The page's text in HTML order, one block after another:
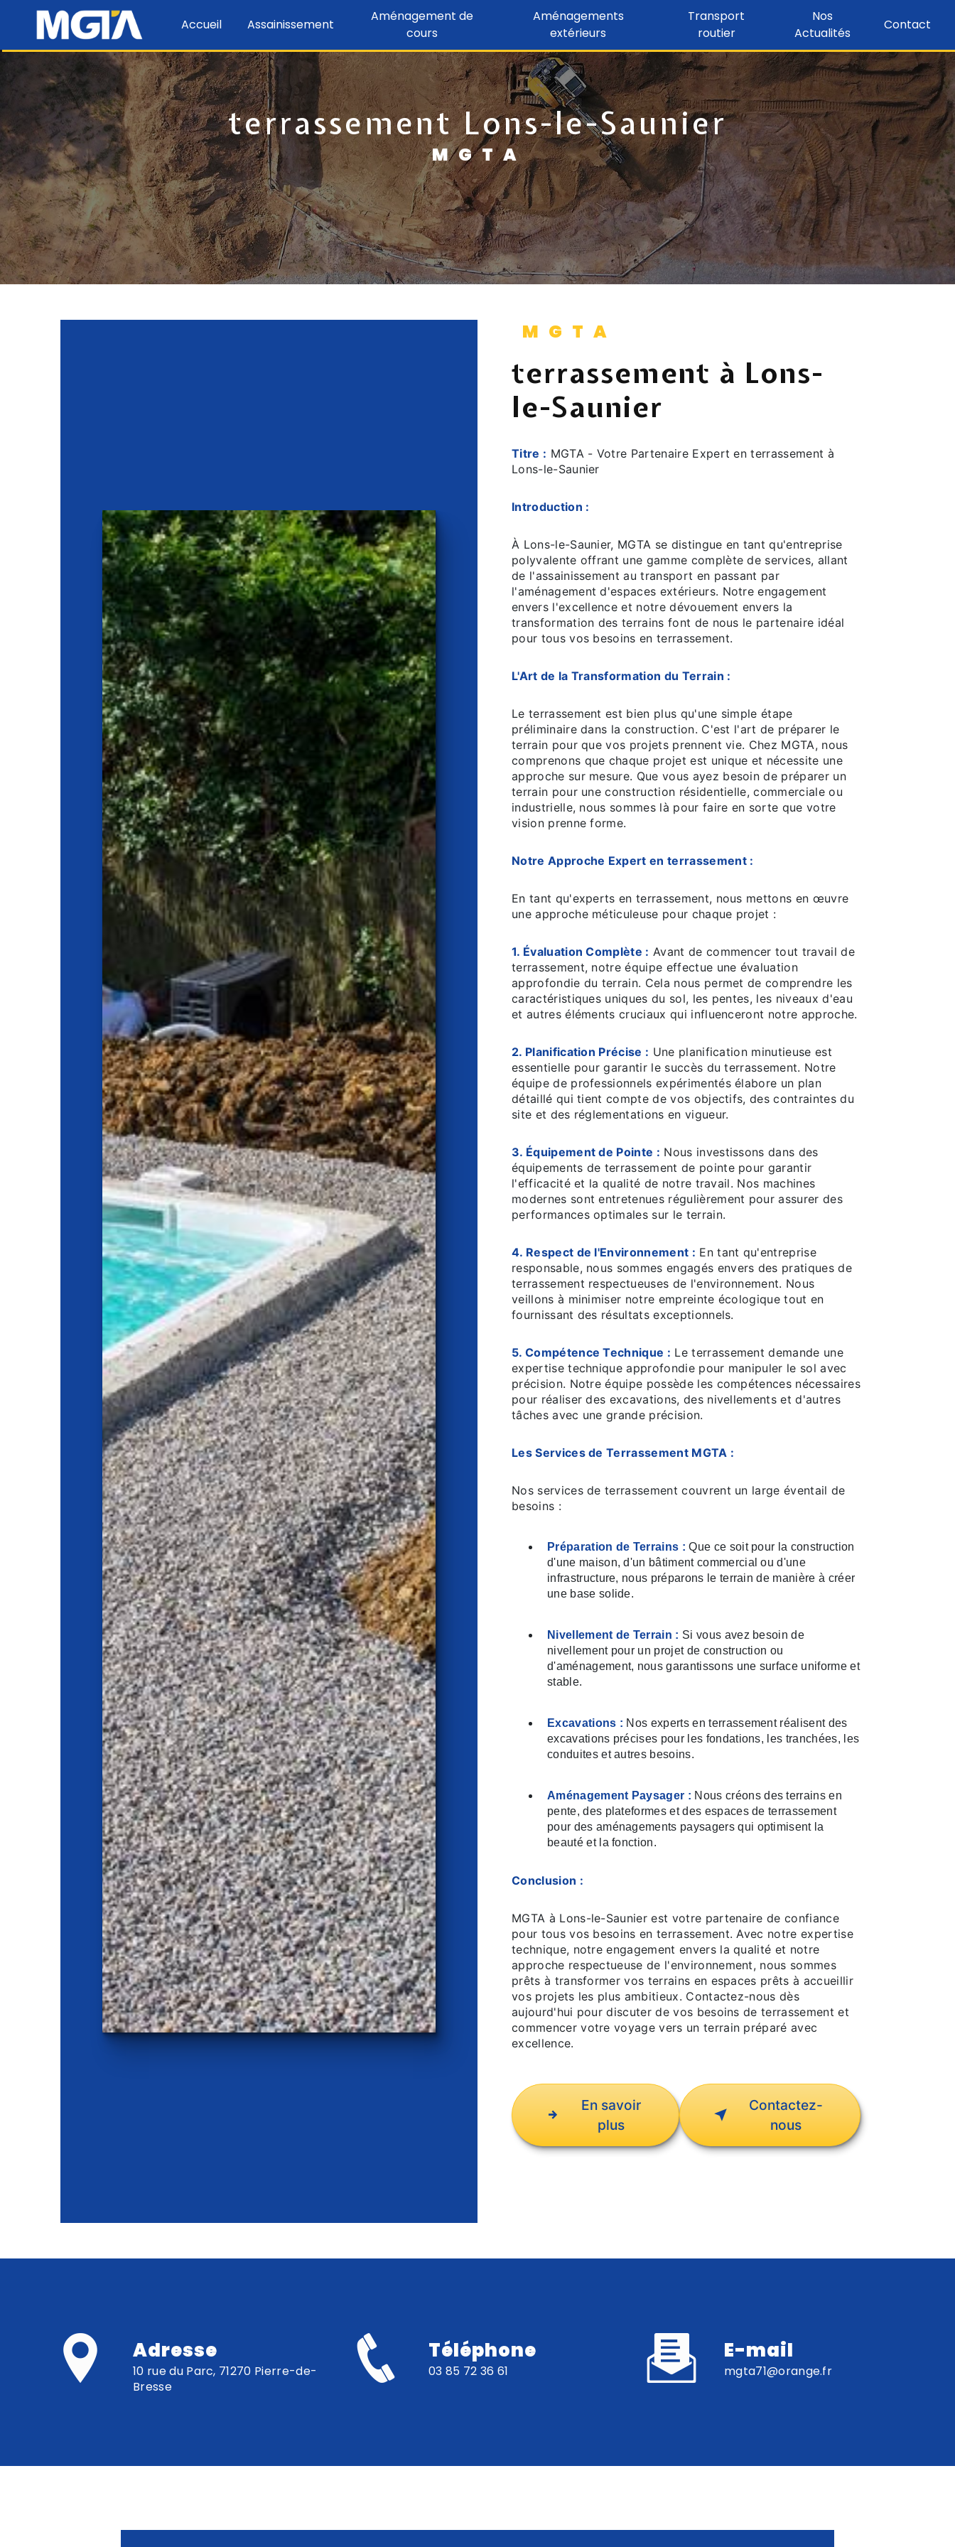
Accueil Assainissement
Aménagement de
cours
Aménagements
extérieurs
Transport
routier
Nos
Actualités
Contact
terrassement Lons-le-Saunier
MGTA
MGTA
terrassement à Lons-
le-Saunier
Titre : MGTA - Votre Partenaire Expert en terrassement à
Lons-le-Saunier
Introduction :
À Lons-le-Saunier, MGTA se distingue en tant qu'entreprise
polyvalente offrant une gamme complète de services, allant
de l'assainissement au transport en passant par
l'aménagement d'espaces extérieurs. Notre engagement
envers l'excellence et notre dévouement envers la
transformation des terrains font de nous le partenaire idéal
pour tous vos besoins en terrassement.
L'Art de la Transformation du Terrain :
Le terrassement est bien plus qu'une simple étape
préliminaire dans la construction. C'est l'art de préparer le
terrain pour que vos projets prennent vie. Chez MGTA, nous
comprenons que chaque projet est unique et nécessite une
approche sur mesure. Que vous ayez besoin de préparer un
terrain pour une construction résidentielle, commerciale ou
industrielle, nous sommes là pour faire en sorte que votre
vision prenne forme.
Notre Approche Expert en terrassement :
En tant qu'experts en terrassement, nous mettons en œuvre
une approche méticuleuse pour chaque projet :
1. Évaluation Complète : Avant de commencer tout travail de
terrassement, notre équipe effectue une évaluation
approfondie du terrain. Cela nous permet de comprendre les
caractéristiques uniques du sol, les pentes, les niveaux d'eau
et autres éléments cruciaux qui influenceront notre approche.
2. Planification Précise : Une planification minutieuse est
essentielle pour garantir le succès du terrassement. Notre
équipe de professionnels expérimentés élabore un plan
détaillé qui tient compte de vos objectifs, des contraintes du
site et des réglementations en vigueur.
3. Équipement de Pointe : Nous investissons dans des
équipements de terrassement de pointe pour garantir
l'efficacité et la qualité de notre travail. Nos machines
modernes sont entretenues régulièrement pour assurer des
performances optimales sur le terrain.
4. Respect de l'Environnement : En tant qu'entreprise
responsable, nous sommes engagés envers des pratiques de
terrassement respectueuses de l'environnement. Nous
veillons à minimiser notre empreinte écologique tout en
fournissant des résultats exceptionnels.
5. Compétence Technique : Le terrassement demande une
expertise technique approfondie pour manipuler le sol avec
précision. Notre équipe possède les compétences nécessaires
pour réaliser des excavations, des nivellements et d'autres
tâches avec une grande précision.
Les Services de Terrassement MGTA :
Nos services de terrassement couvrent un large éventail de
besoins :
Préparation de Terrains : Que ce soit pour la construction
d'une maison, d'un bâtiment commercial ou d'une
infrastructure, nous préparons le terrain de manière à créer
une base solide.
Nivellement de Terrain : Si vous avez besoin de
nivellement pour un projet de construction ou
d'aménagement, nous garantissons une surface uniforme et
stable.
Excavations : Nos experts en terrassement réalisent des
excavations précises pour les fondations, les tranchées, les
conduites et autres besoins.
Aménagement Paysager : Nous créons des terrains en
pente, des plateformes et des espaces de terrassement
pour des aménagements paysagers qui optimisent la
beauté et la fonction.
Conclusion :
MGTA à Lons-le-Saunier est votre partenaire de confiance
pour tous vos besoins en terrassement. Avec notre expertise
technique, notre engagement envers la qualité et notre
approche respectueuse de l'environnement, nous sommes
prêts à transformer vos terrains en espaces prêts à accueillir
vos projets les plus ambitieux. Contactez-nous dès
aujourd'hui pour discuter de vos besoins de terrassement et
commencer votre voyage vers un terrain préparé avec
excellence.
En savoir
plus
Contactez-
nous
Adresse
10 rue du Parc, 71270 Pierre-de-
Bresse
Téléphone
03 85 72 36 61
E-mail
mgta71@orange.fr
Panneau de gestion des cookies